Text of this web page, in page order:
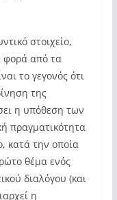
στοιχείο,
φορά από τα
το γεγονός ότι
της
η υπόθεση των
πραγματικότητα
κατά την οποία
θέμα ενός
διαλόγου (και
η